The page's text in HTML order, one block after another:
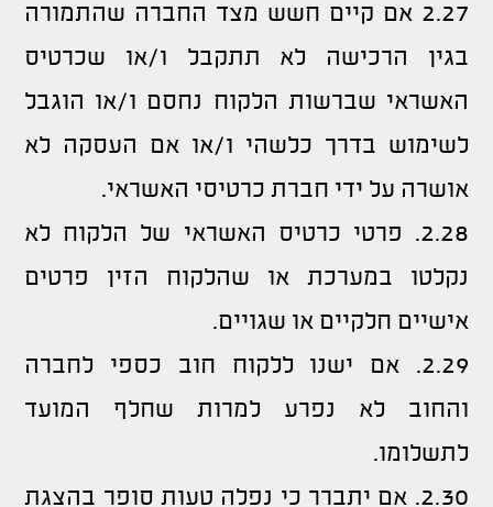
2.27 אם קיים חשש מצד החברה שהתמורה
בגין הרכישה לא תתקבל ו/או שכרטיס
האשראי שברשות הלקוח נחסם ו/או הוגבל
לשימוש בדרך כלשהי ו/או אם העסקה לא
אושרה על ידי חברת כרטיסי האשראי.
2.28. פרטי כרטיס האשראי של הלקוח לא
נקלטו במערכת או שהלקוח הזין פרטים
אישיים חלקיים או שגויים.
2.29. אם ישנו ללקוח חוב כספי לחברה
והחוב לא נפרע למרות שחלף המועד
לתשלומו.
2.30. אם יתברר כי נפלה טעות סופר בהצגת